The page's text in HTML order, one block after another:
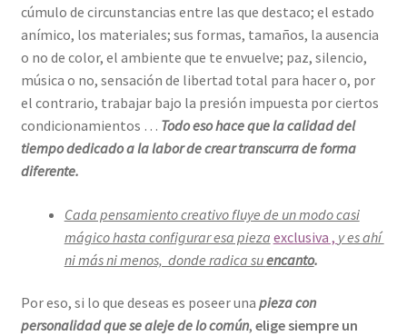
cúmulo de circunstancias entre las que destaco; el estado
anímico, los materiales; sus formas, tamaños, la ausencia
o no de color, el ambiente que te envuelve; paz, silencio,
música o no, sensación de libertad total para hacer o, por
el contrario, trabajar bajo la presión impuesta por ciertos
condicionamientos … Todo eso hace que la calidad del
tiempo dedicado a la labor de crear transcurra de forma
diferente.
Cada pensamiento creativo fluye de un modo casi
mágico hasta configurar esa pieza exclusiva , y es ahí
ni más ni menos, donde radica suencanto.
Por eso, si lo que deseas es poseer una pieza con
personalidad que se aleje de lo común, elige siempre un